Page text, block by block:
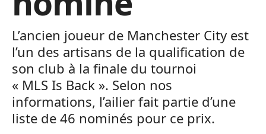
L’ancien joueur de Manchester City est
l’un des artisans de la qualification de
son club à la finale du tournoi
« MLS Is Back ». Selon nos
informations, l’ailier fait partie d’une
liste de 46 nominés pour ce prix.